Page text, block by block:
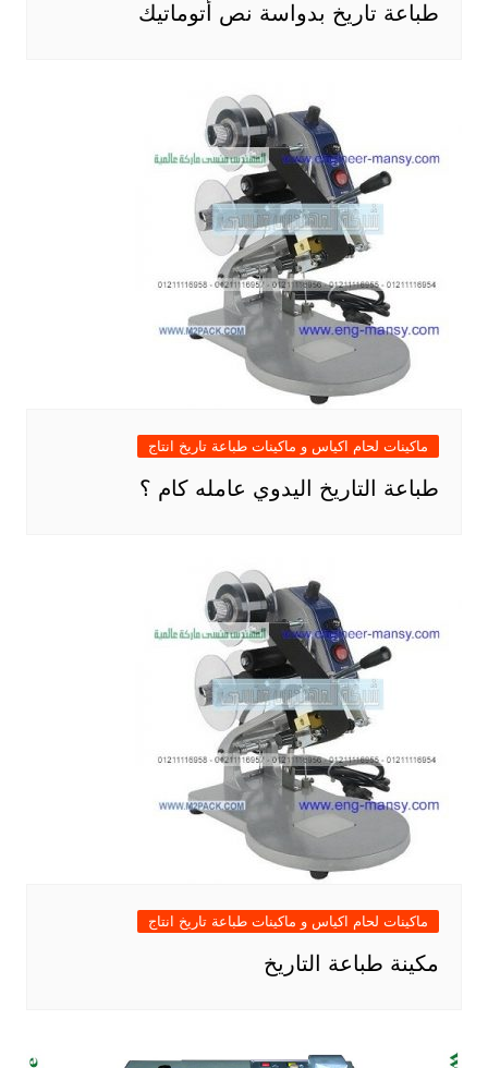
طباعة تاريخ بدواسة نص أتوماتيك
ماكينات لحام اكياس و ماكينات طباعة تاريخ انتاج
طباعة التاريخ اليدوي عامله كام ؟
ماكينات لحام اكياس و ماكينات طباعة تاريخ انتاج
مكينة طباعة التاريخ